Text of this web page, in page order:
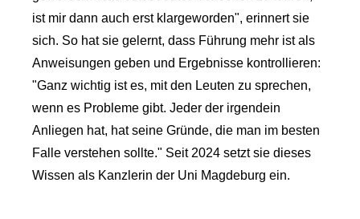
ist mir dann auch erst klargeworden", erinnert sie
sich. So hat sie gelernt, dass Führung mehr ist als
Anweisungen geben und Ergebnisse kontrollieren:
"Ganz wichtig ist es, mit den Leuten zu sprechen,
wenn es Probleme gibt. Jeder der irgendein
Anliegen hat, hat seine Gründe, die man im besten
Falle verstehen sollte." Seit 2024 setzt sie dieses
Wissen als Kanzlerin der Uni Magdeburg ein.